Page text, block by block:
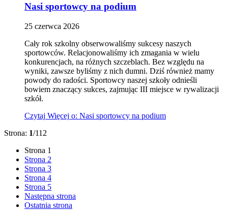
Nasi sportowcy na podium
25 czerwca 2026
Cały rok szkolny obserwowaliśmy sukcesy naszych
sportowców. Relacjonowaliśmy ich zmagania w wielu
konkurencjach, na różnych szczeblach. Bez względu na
wyniki, zawsze byliśmy z nich dumni. Dziś również mamy
powody do radości. Sportowcy naszej szkoły odnieśli
bowiem znaczący sukces, zajmując III miejsce w rywalizacji
szkół.
Czytaj Więcej o: Nasi sportowcy na podium
Strona: 1/112
Strona 1
Strona 2
Strona 3
Strona 4
Strona 5
Następna strona
Ostatnia strona